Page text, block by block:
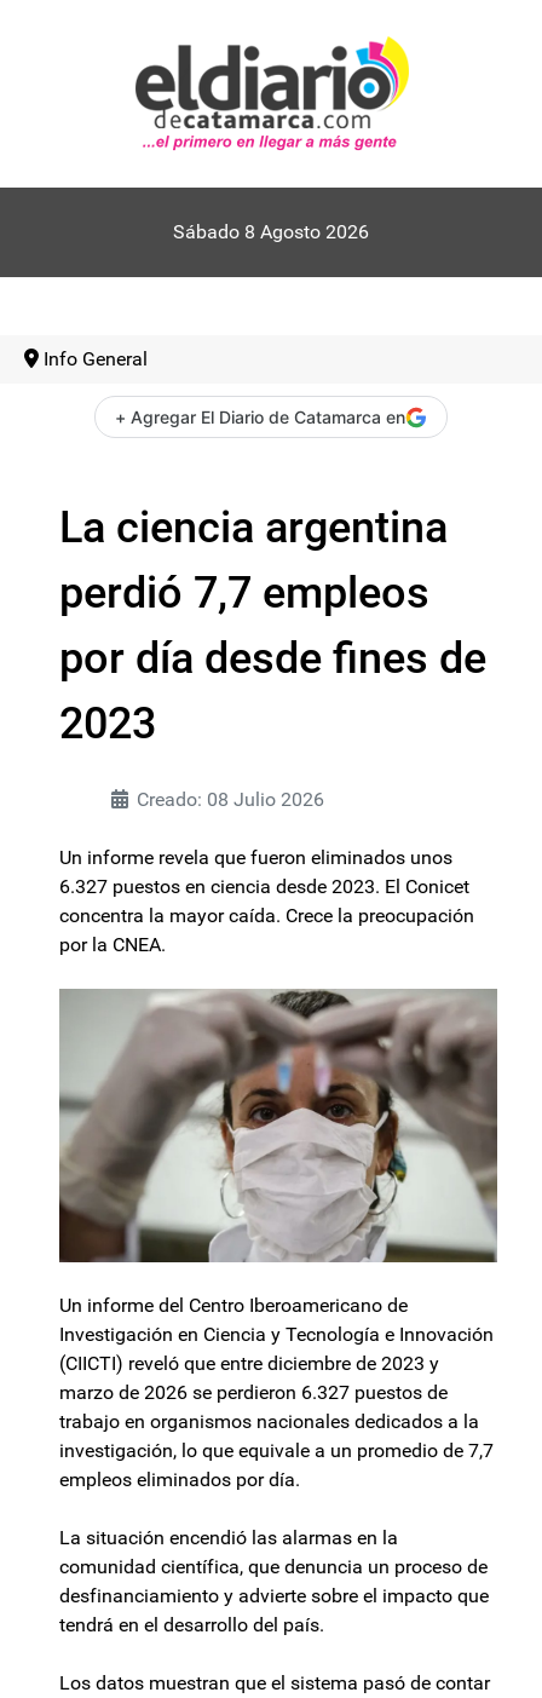
Sábado 8 Agosto 2026
Info General
+ Agregar El Diario de Catamarca en
La ciencia argentina
perdió 7,7 empleos
por día desde fines de
2023
Creado: 08 Julio 2026
Un informe revela que fueron eliminados unos
6.327 puestos en ciencia desde 2023. El Conicet
concentra la mayor caída. Crece la preocupación
por la CNEA.
Un informe del Centro Iberoamericano de
Investigación en Ciencia y Tecnología e Innovación
(CIICTI) reveló que entre diciembre de 2023 y
marzo de 2026 se perdieron 6.327 puestos de
trabajo en organismos nacionales dedicados a la
investigación, lo que equivale a un promedio de 7,7
empleos eliminados por día.
La situación encendió las alarmas en la
comunidad científica, que denuncia un proceso de
desfinanciamiento y advierte sobre el impacto que
tendrá en el desarrollo del país.
Los datos muestran que el sistema pasó de contar